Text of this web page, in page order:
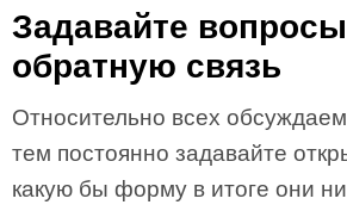
Задавайте
обратную связь
Относительно всех
тем постоянно задавайте
какую бы форму в итоге они